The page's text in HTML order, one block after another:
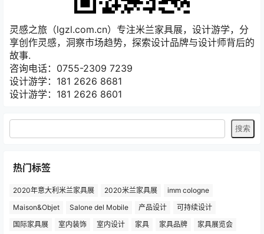
灵感之旅（lgzl.com.cn）专注米兰家具展，设计游学，分
享创作灵感，洞察市场趋势，探索设计品牌与设计师背后的
故事.
咨询电话：0755-2309 7239
设计游学：181 2626 8681
设计游学：181 2626 8601
热门标签